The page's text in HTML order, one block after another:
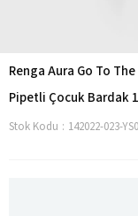
Renga Aura Go To
Pipetli Çocuk Bardak
Stok Kodu 142022-023-